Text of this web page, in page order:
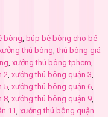
bông búp bê bông cho bé
thú bông ,thú bông giá
xưởng thú bông tphcm
2 xưởng thú bông quận 3
5 xưởng thú bông quận 6
8 xưởng thú bông quận 9
11 xưởng thú bông quận